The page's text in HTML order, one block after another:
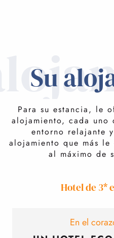
Su
Para su estancia, le
alojamiento, cada uno
entorno relajante
alojamiento que más
al máximo de
Hotel de 3*
En el